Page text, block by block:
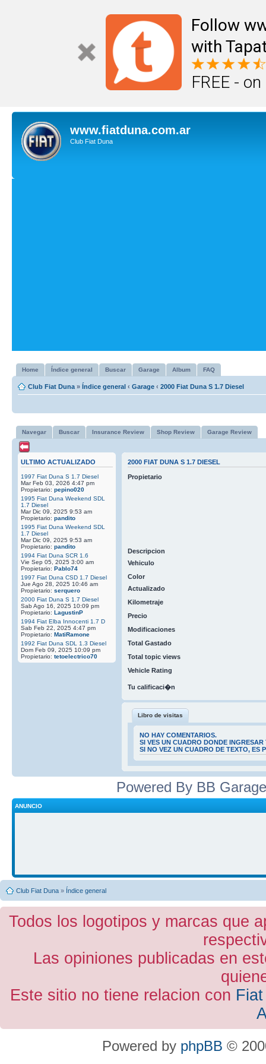
Follow
with
FREE -
www.fiatduna.com.ar
Club Fiat Duna
Home Índice general Buscar Garage Album FAQ
Club Fiat Duna » Índice general ‹ Garage ‹ 2000 Fiat Duna S 1.7 Diesel
Navegar Buscar Insurance Review Shop Review Garage Review
ULTIMO ACTUALIZADO
1997 Fiat Duna S 1.7 Diesel
Mar Feb 03, 2026 4:47 pm
Propietario: pepino020
1995 Fiat Duna Weekend SDL
1.7 Diesel
Mar Dic 09, 2025 9:53 am
Propietario: pandito
1995 Fiat Duna Weekend SDL
1.7 Diesel
Mar Dic 09, 2025 9:53 am
Propietario: pandito
1994 Fiat Duna SCR 1.6
Vie Sep 05, 2025 3:00 am
Propietario: Pablo74
1997 Fiat Duna CSD 1.7 Diesel
Jue Ago 28, 2025 10:46 am
Propietario: serquero
2000 Fiat Duna S 1.7 Diesel
Sab Ago 16, 2025 10:09 pm
Propietario: LagustinP
1994 Fiat Elba Innocenti 1.7 D
Sab Feb 22, 2025 4:47 pm
Propietario: MatiRamone
1992 Fiat Duna SDL 1.3 Diesel
Dom Feb 09, 2025 10:09 pm
Propietario: tetoelectrico70
2000 FIAT DUNA S 1.7 DIESEL
Propietario
Descripcion
Vehiculo
Color
Actualizado
Kilometraje
Precio
Modificaciones
Total Gastado
Total topic views
Vehicle Rating
Tu calificaci�n
Libro de visitas
NO HAY COMENTARIOS.
SI VES UN CUADRO DONDE
SI NO VEZ UN CUADRO DE TEXTO, ES
Powered By BB
ANUNCIO
Club Fiat Duna » Índice general
Todos los logotipos y marcas que
Las opiniones publicadas en
Este sitio no tiene relacion con
Powered by phpBB ©